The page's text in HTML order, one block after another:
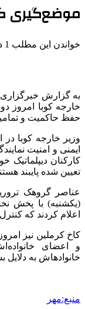
موضع‌گیری
خواندن این مطلب 1 دقیقه زمان میبرد
به گزارش خبرگزاری
خارجه کوبا امروز
حفظ حاکمیت و
وزیر خارجه کوبا
ایمنی و امنیت
کارکنان دیپلماتیک
تعیین شده پایبند
عناصر گروهک
(یکشنبه) با پخش
اعلام کردند که
کاخ کرملین نیز
و اعضای
خانوادهاش به دلایل
منبع:مهر